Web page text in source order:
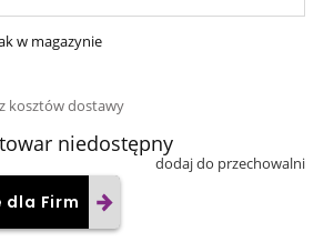
w magazynie
kosztów dostawy
towar niedostępny
dodaj do przechowalni
dla Firm